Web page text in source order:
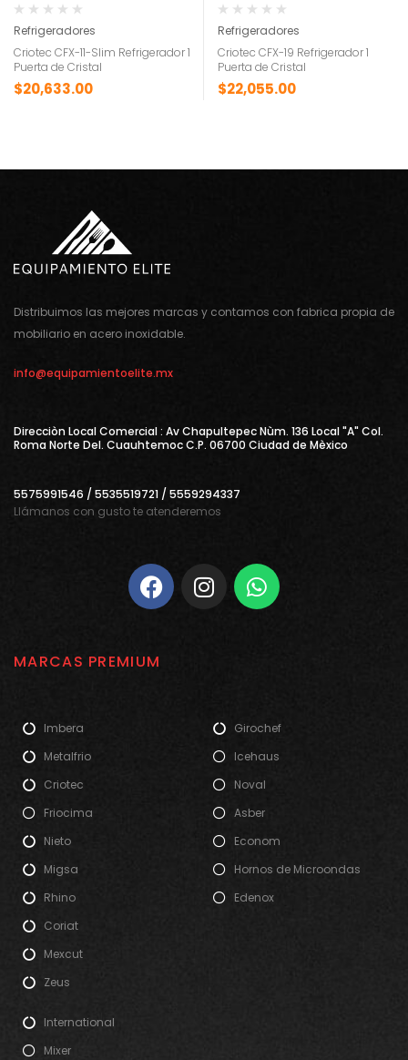
Refrigeradores
Criotec CFX-11-Slim Refrigerador 1
Puerta de Cristal
$20,633.00
Refrigeradores
Criotec CFX-19 Refrigerador 1
Puerta de Cristal
$22,055.00
Distribuimos las mejores marcas y contamos con fabrica propia de
mobiliario en acero inoxidable.
info@equipamientoelite.mx
Direcciòn Local Comercial : Av Chapultepec Nùm. 136 Local "A" Col.
Roma Norte Del. Cuauhtemoc C.P. 06700 Ciudad de Mèxico
5575991546 / 5535519721 / 5559294337
Llámanos con gusto te atenderemos
MARCAS PREMIUM
Imbera
Metalfrio
Criotec
Friocima
Nieto
Migsa
Rhino
Coriat
Mexcut
Zeus
Girochef
Icehaus
Noval
Asber
Econom
Hornos de Microondas
Edenox
International
Mixer